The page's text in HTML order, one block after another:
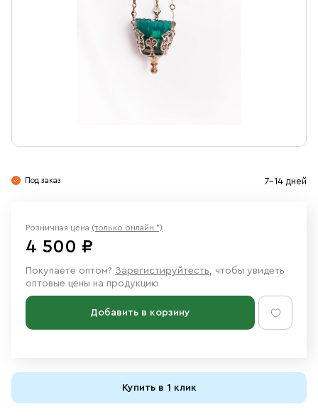
Под заказ 7-14 дней
Розничная цена (только онлайн *)
4 500 ₽
Покупаете оптом? Зарегистируйтесть, чтобы увидеть
оптовые цены на продукцию
Добавить в корзину
Купить в 1 клик